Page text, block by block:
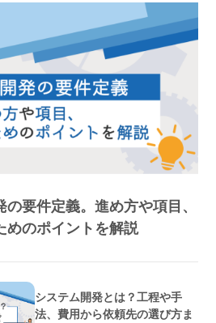
の要件定義。進め方や項目、
めのポイントを解説
システム開発とは？工程や手
法、費用から依頼先の選び方ま